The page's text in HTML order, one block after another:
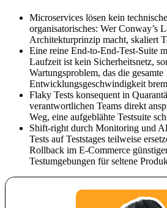
Microservices lösen kein
organisatorisches: Wer Conway’s
Architekturprinzip macht, skaliert
Eine reine End-to-End-Test-Suite
Laufzeit ist kein Sicherheitsnetz,
Wartungsproblem, das die gesamte
Entwicklungsgeschwindigkeit
Flaky Tests konsequent in
verantwortlichen Teams direkt
Weg, eine aufgeblähte Testsuite
Shift-right durch Monitoring und
Tests auf Teststages teilweise
Rollback im E-Commerce
Testumgebungen für seltene